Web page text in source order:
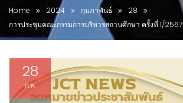
Home 2024 กุมภาพันธ์
28
การประชุมคณะกรรมการบริหารสถานศึกษา ครั้งที่ 1/2567
28
ก.พ.